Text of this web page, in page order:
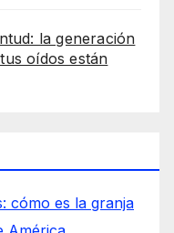
la generación
oídos están
cómo es la granja